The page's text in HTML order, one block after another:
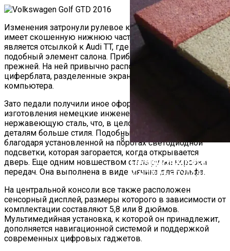
Прямой Диван:
Интернет-
Резиновые
Изменения затронули рулевое колесо, которое теперь
имеет скошенную нижнюю часть. Это своего рода
является отсылкой к Audi TT, где устанавливается
подобный элемент салона. Приборная панель осталась
прежней. На ней привычно располагаются два
циферблата, разделенные экраном бортового
компьютера.
Зато педали получили иное оформление. Для их
изготовления немецкие инженеры решили применять
нержавеющую сталь, что, в целом, придает этим
деталям больше стиля. Подобный эффект достигается
благодаря установленной на порогах светодиодной
подсветки, которая загорается, когда открывается
дверь. Еще одним новшеством стала ручка коробки
передач. Она выполнена в виде мячика для гольфа.
На центральной консоли все также расположен
сенсорный дисплей, размеры которого в зависимости от
комплектации составляют 5,8 или 8 дюймов.
Мультимедийная установка, к которой он принадлежит,
дополняется навигационной системой и поддержкой
современных цифровых гаджетов.